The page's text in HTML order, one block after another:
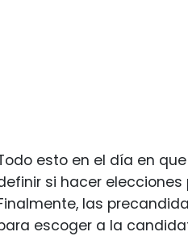
esto en el día en
si hacer
las
escoger a la